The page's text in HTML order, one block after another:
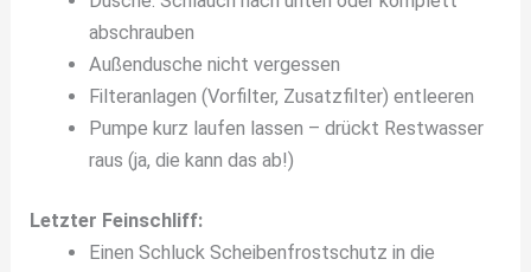
abschrauben
Außendusche nicht vergessen
Filteranlagen (Vorfilter, Zusatzfilter) entleeren
Pumpe kurz laufen lassen – drückt Restwasser
raus (ja, die kann das ab!)
Letzter Feinschliff:
Einen Schluck Scheibenfrostschutz in die